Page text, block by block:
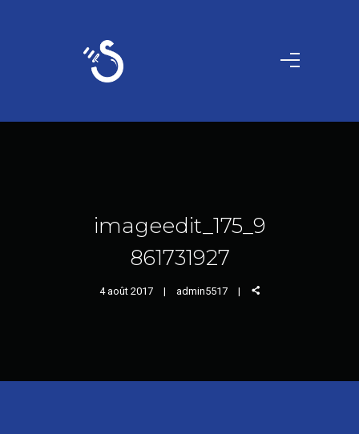
imageedit_175_9
861731927
4 août 2017 admin5517